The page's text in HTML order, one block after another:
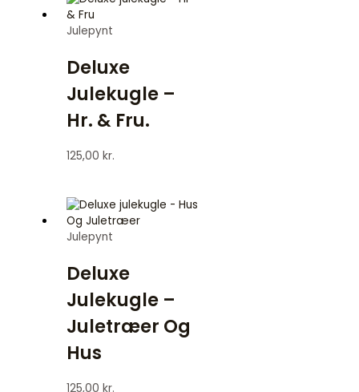
Julepynt
Deluxe
Julekugle –
Hr. & Fru.
125,00 kr.
Julepynt
Deluxe
Julekugle –
Juletræer Og
Hus
125,00 kr.